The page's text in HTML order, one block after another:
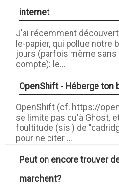
internet
J'ai récemment
le-papier, qui pollue notre
jours (parfois même sans
compte): le...
OpenShift - Héberge ton
OpenShift (cf. https://
se limite pas qu'à Ghost,
foultitude (sisi) de
pour ne citer ...
Peut on encore trouver
marchent?